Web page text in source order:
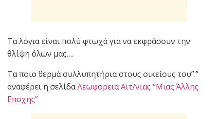
Τα λόγια είναι πολύ φτωχά για να εκφράσουν την
θλίψη όλων μας….
Τα ποιο θερμά συλλυπητήρια στους οικείους του”.”
αναφέρει η σελίδαΛεωφορεια Αιτ/νιας “Μιας Άλλης
Εποχης”